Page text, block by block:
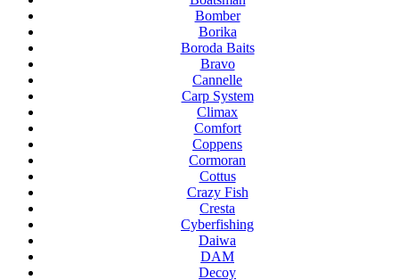
Bomber
Borika
Boroda Baits
Bravo
Cannelle
Carp System
Climax
Comfort
Coppens
Cormoran
Cottus
Crazy Fish
Cresta
Cyberfishing
Daiwa
DAM
Decoy